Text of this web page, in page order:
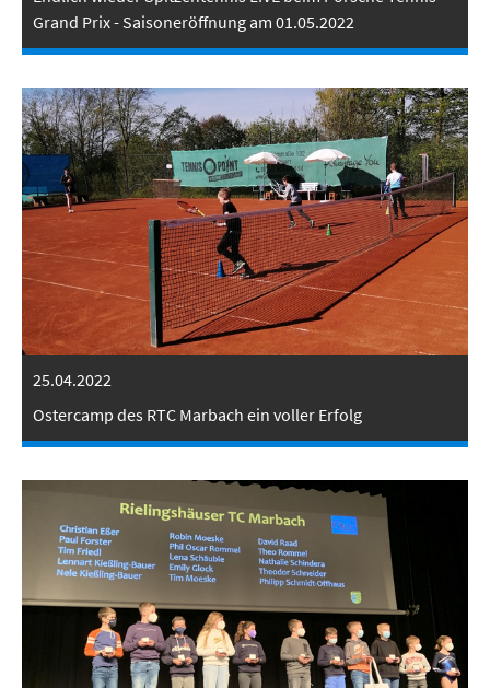
Grand Prix - Saisoneröffnung am 01.05.2022
25.04.2022
Ostercamp des RTC Marbach ein voller Erfolg